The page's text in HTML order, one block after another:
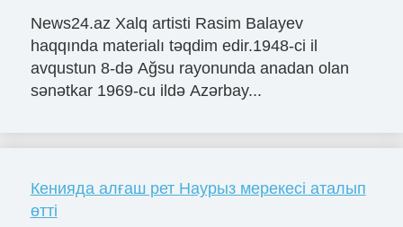
News24.az Xalq artisti Rasim Balayev
haqqında materialı təqdim edir.1948-ci il
avqustun 8-də Ağsu rayonunda anadan olan
sənətkar 1969-cu ildə Azərbay...
Кенияда алғаш рет Наурыз мерекесі аталып
өтті